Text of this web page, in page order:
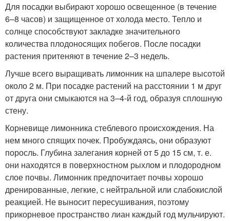
Для посадки выбирают хорошо освещенное (в течение
6–8 часов) и защищенное от холода место. Тепло и
солнце способствуют закладке значительного
количества плодоносящих побегов. После посадки
растения притеняют в течение 2–3 недель.
Лучше всего выращивать лимонник на шпалере высотой
около 2 м. При посадке растений на расстоянии 1 м друг
от друга они смыкаются на 3–4-й год, образуя сплошную
стену.
Корневище лимонника стеблевого происхождения. На
нем много спящих почек. Пробуждаясь, они образуют
поросль. Глубина залегания корней от 5 до 15 см, т. е.
они находятся в поверхностном рыхлом и плодородном
слое почвы. Лимонник предпочитает почвы хорошо
дренированные, легкие, с нейтральной или слабокислой
реакцией. Не выносит пересушивания, поэтому
прикорневое пространство лиан каждый год мульчируют.